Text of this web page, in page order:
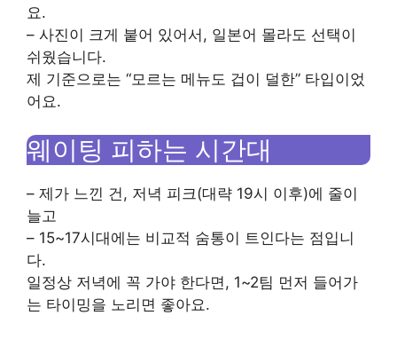
요.
– 사진이 크게 붙어 있어서, 일본어 몰라도 선택이
쉬웠습니다.
제 기준으로는 “모르는 메뉴도 겁이 덜한” 타입이었
어요.
웨이팅 피하는 시간대
– 제가 느낀 건, 저녁 피크(대략 19시 이후)에 줄이
늘고
– 15~17시대에는 비교적 숨통이 트인다는 점입니
다.
일정상 저녁에 꼭 가야 한다면, 1~2팀 먼저 들어가
는 타이밍을 노리면 좋아요.